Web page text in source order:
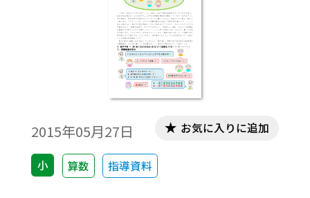
2015年05月27日
小 算数 指導資料
お気に入りに追加